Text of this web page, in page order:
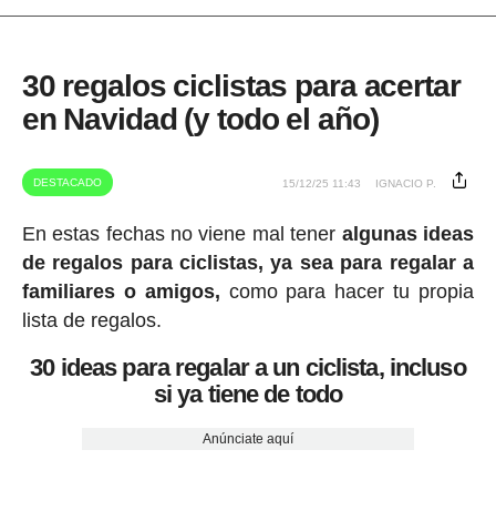
30 regalos ciclistas para acertar
en Navidad (y todo el año)
DESTACADO 15/12/25 11:43 IGNACIO P.
En estas fechas no viene mal tener algunas ideas
de regalos para ciclistas, ya sea para regalar a
familiares o amigos, como para hacer tu propia
lista de regalos.
30 ideas para regalar a un ciclista, incluso
si ya tiene de todo
Anúnciate aquí